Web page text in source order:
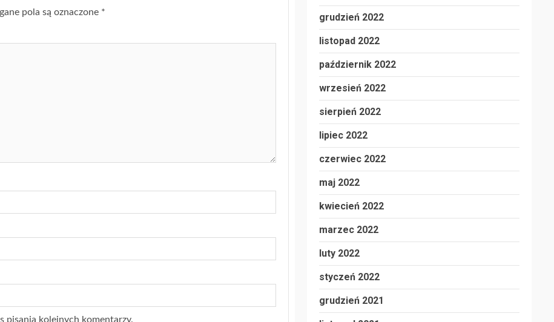
pola są oznaczone *
pisania kolejnych komentarzy.
grudzień 2022
listopad 2022
październik 2022
wrzesień 2022
sierpień 2022
lipiec 2022
czerwiec 2022
maj 2022
kwiecień 2022
marzec 2022
luty 2022
styczeń 2022
grudzień 2021